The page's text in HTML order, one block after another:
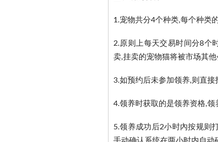
1.宠物共分4个种类,每个种类
2.原则上每天交易时间分8个
卖,挂卖的宠物猫将被市场其
3.如预约后未参加领养,则直
4.领养时获取的是领养资格,
5.领养成功后2小时內按规则